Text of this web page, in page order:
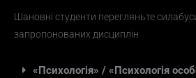
Шановні студенти перегляньте
запропонованих дисциплін
«Психологія» / «Психологія